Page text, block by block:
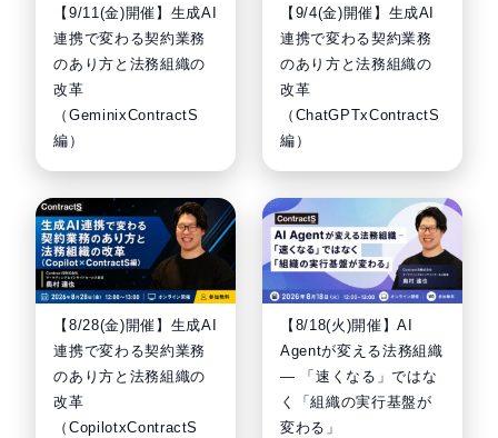
【9/11(金)開催】生成AI
連携で変わる契約業務
のあり方と法務組織の
改革
（GeminixContractS
編）
【9/4(金)開催】生成AI
連携で変わる契約業務
のあり方と法務組織の
改革
（ChatGPTxContractS
編）
【8/28(金)開催】生成AI
連携で変わる契約業務
のあり方と法務組織の
改革
（CopilotxContractS
【8/18(火)開催】AI
Agentが変える法務組織
— 「速くなる」ではな
く「組織の実行基盤が
変わる」